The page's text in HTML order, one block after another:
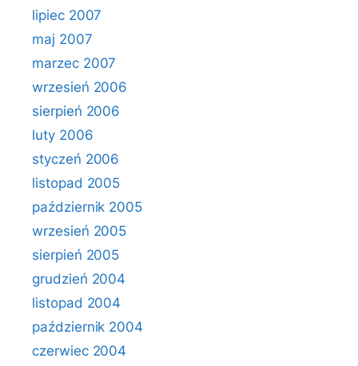
lipiec 2007
maj 2007
marzec 2007
wrzesień 2006
sierpień 2006
luty 2006
styczeń 2006
listopad 2005
październik 2005
wrzesień 2005
sierpień 2005
grudzień 2004
listopad 2004
październik 2004
czerwiec 2004